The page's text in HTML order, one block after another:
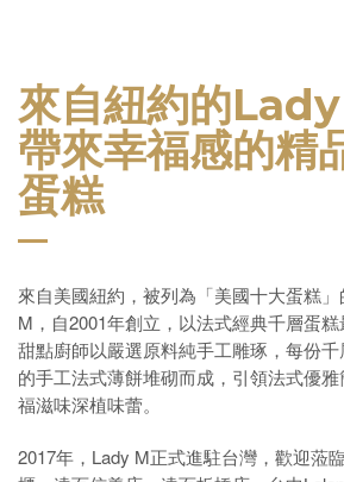
來自紐約的
帶來幸福感的精
蛋糕
來自美國紐約，被列為「美國十大蛋糕
M ，自2001年創立，以法式經典千層蛋
甜點廚師以嚴選原料純手工雕琢，每份
的手工法式薄餅堆砌而成，引領法式優
福滋味深植味蕾。
2017年 ， Lady M正式進駐台灣，歡迎蒞